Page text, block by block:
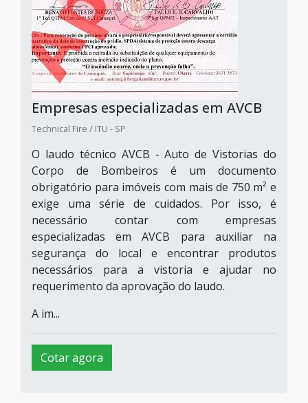
Empresas especializadas em AVCB
Technical Fire / ITU - SP
O laudo técnico AVCB - Auto de Vistorias do
Corpo de Bombeiros é um documento
obrigatório para imóveis com mais de 750 m² e
exige uma série de cuidados. Por isso, é
necessário contar com empresas
especializadas em AVCB para auxiliar na
segurança do local e encontrar produtos
necessários para a vistoria e ajudar no
requerimento da aprovação do laudo.
A im...
Cotar agora